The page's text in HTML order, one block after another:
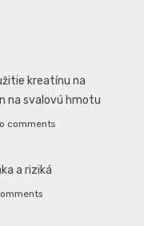
kreatínu na
na svalovú hmotu
comments
a riziká